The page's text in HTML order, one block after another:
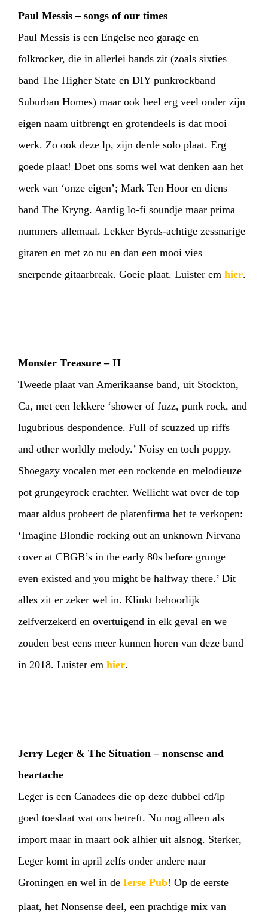
HOME PROGRAMMA
ARTDIVISION FOTO’SNIEUWS
Paul Messis – songs of our times
Paul Messis is een Engelse neo garage en
folkrocker, die in allerlei bands zit (zoals sixties
band The Higher State en DIY punkrockband
Suburban Homes) maar ook heel erg veel onder zijn
eigen naam uitbrengt en grotendeels is dat mooi
werk. Zo ook deze lp, zijn derde solo plaat. Erg
goede plaat! Doet ons soms wel wat denken aan het
werk van ‘onze eigen’; Mark Ten Hoor en diens
band The Kryng. Aardig lo-fi soundje maar prima
nummers allemaal. Lekker Byrds-achtige zessnarige
gitaren en met zo nu en dan een mooi vies
snerpende gitaarbreak. Goeie plaat. Luister em hier.
Monster Treasure – II
Tweede plaat van Amerikaanse band, uit Stockton,
Ca, met een lekkere ‘shower of fuzz, punk rock, and
lugubrious despondence. Full of scuzzed up riffs
and other worldly melody.’ Noisy en toch poppy.
Shoegazy vocalen met een rockende en melodieuze
pot grungeyrock erachter. Wellicht wat over de top
maar aldus probeert de platenfirma het te verkopen:
‘Imagine Blondie rocking out an unknown Nirvana
cover at CBGB’s in the early 80s before grunge
even existed and you might be halfway there.’ Dit
alles zit er zeker wel in. Klinkt behoorlijk
zelfverzekerd en overtuigend in elk geval en we
zouden best eens meer kunnen horen van deze band
in 2018. Luister em hier.
Jerry Leger & The Situation – nonsense and
heartache
Leger is een Canadees die op deze dubbel cd/lp
goed toeslaat wat ons betreft. Nu nog alleen als
import maar in maart ook alhier uit alsnog. Sterker,
Leger komt in april zelfs onder andere naar
Groningen en wel in de Ierse Pub! Op de eerste
plaat, het Nonsense deel, een prachtige mix van